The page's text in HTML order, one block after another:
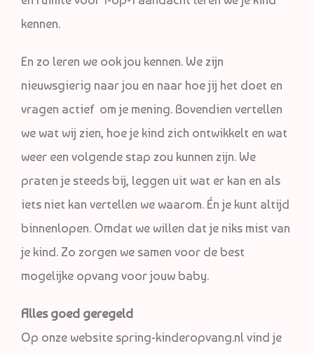
kennen.
En zo leren we ook jou kennen. We zijn
nieuwsgierig naar jou en naar hoe jij het doet en
vragen actief om je mening. Bovendien vertellen
we wat wij zien, hoe je kind zich ontwikkelt en wat
weer een volgende stap zou kunnen zijn. We
praten je steeds bij, leggen uit wat er kan en als
iets niet kan vertellen we waarom. Én je kunt altijd
binnenlopen. Omdat we willen dat je niks mist van
je kind. Zo zorgen we samen voor de best
mogelijke opvang voor jouw baby.
Alles goed geregeld
Op onze website spring-kinderopvang.nl vind je